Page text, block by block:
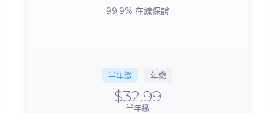
99.9% 在線保證
半年繳 年繳
$32.99
半年繳